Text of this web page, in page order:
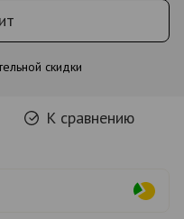
скидки
К сравнению